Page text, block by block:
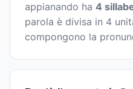
appianando ha 4
parola è divisa in 4
compongono la